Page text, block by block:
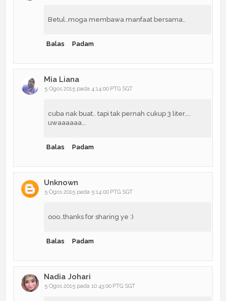
Betul..moga membawa manfaat bersama..
Balas Padam
Mia Liana
5 Ogos 2015 pada 4:14:00 PTG SGT
cuba nak buat.. tapi tak pernah cukup 3 liter....
uwaaaaaa...
Balas Padam
Unknown
5 Ogos 2015 pada 5:14:00 PTG SGT
ooo..thanks for sharing ye :)
Balas Padam
Nadia Johari
5 Ogos 2015 pada 10:43:00 PTG SGT